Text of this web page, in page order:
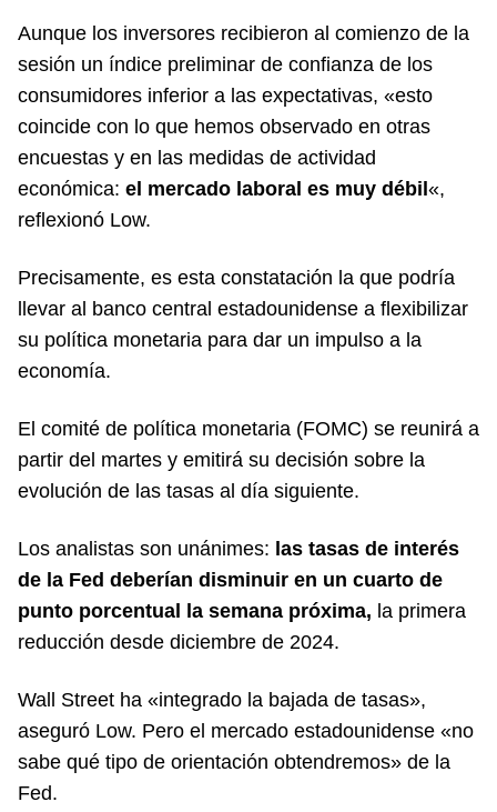
Aunque los inversores recibieron al comienzo de la
sesión un índice preliminar de confianza de los
consumidores inferior a las expectativas, «esto
coincide con lo que hemos observado en otras
encuestas y en las medidas de actividad
económica: el mercado laboral es muy débil«,
reflexionó Low.
Precisamente, es esta constatación la que podría
llevar al banco central estadounidense a flexibilizar
su política monetaria para dar un impulso a la
economía.
El comité de política monetaria (FOMC) se reunirá a
partir del martes y emitirá su decisión sobre la
evolución de las tasas al día siguiente.
Los analistas son unánimes: las tasas de interés
de la Fed deberían disminuir en un cuarto de
punto porcentual la semana próxima, la primera
reducción desde diciembre de 2024.
Wall Street ha «integrado la bajada de tasas»,
aseguró Low. Pero el mercado estadounidense «no
sabe qué tipo de orientación obtendremos» de la
Fed.